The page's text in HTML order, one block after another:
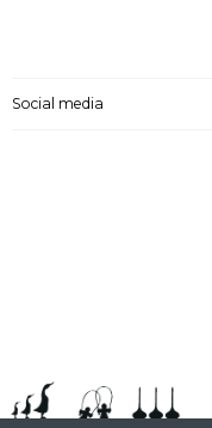
Social media